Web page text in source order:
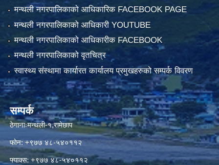
मन्थली नगरपालिकाको आधिकारिक FACEBOOK PAGE
मन्थली नगरपालिकाको आधिकारी YOUTUBE
मन्थली नगरपालिकाको आधिकारीक FACEBOOK
मन्थली नगरपालिकाको वृतचित्र
स्वास्थ्य संस्थामा कार्यारत कार्यालय प्रमुखहरुको सम्पर्क विवरण
सम्पर्क
ठेगानाःमन्थली-१,रामेछाप
फोन: +९७७ ४८-५४०११२
फ्याक्स: +९७७ ४८-५४०११२